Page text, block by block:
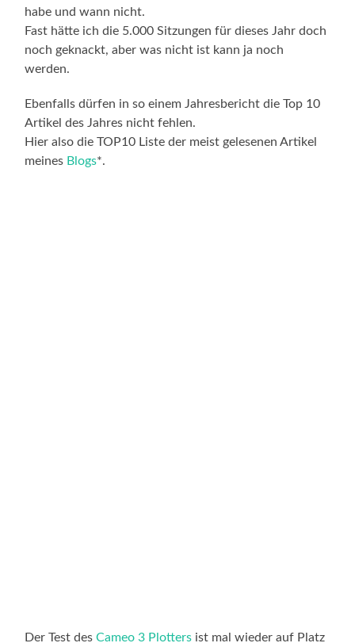
habe und wann nicht.
Fast hätte ich die 5.000 Sitzungen für dieses Jahr doch
noch geknackt, aber was nicht ist kann ja noch
werden.
Ebenfalls dürfen in so einem Jahresbericht die Top 10
Artikel des Jahres nicht fehlen.
Hier also die TOP10 Liste der meist gelesenen Artikel
meines Blogs*.
Der Test desCameo 3 Plotters ist mal wieder auf Platz